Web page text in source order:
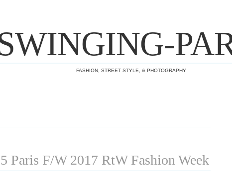
FASHION, STREET STYLE, & PHOTOGRAPHY
Paris F/W 2017 RtW Fashion Week